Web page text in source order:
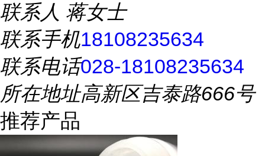
联系人 蒋女士
联系手机18108235634
联系电话028-18108235634
所在地址高新区吉泰路666号
推荐产品